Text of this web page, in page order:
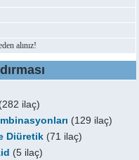
alınız!
ilaç)
(129 ilaç)
Diüretik (71 ilaç)
(5 ilaç)